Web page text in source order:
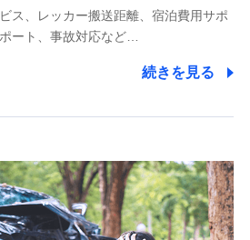
ラウド並びに法人向けASPサー
問い合わせ内容の正確な把握のため
の職名、連絡先
シュアランス 営業部長
ス、レッカー搬送距離、宿泊費用サポ
ート、事故対応など…
続きを見る